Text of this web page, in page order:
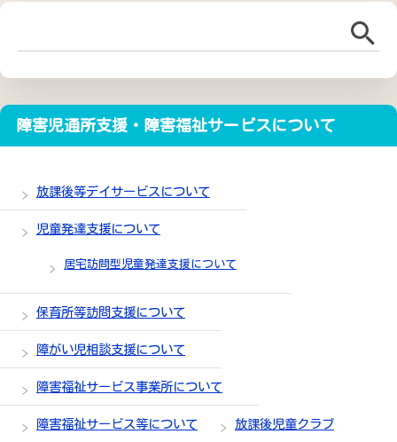
障害児通所支援・障害福祉サービスについて
放課後等デイサービスについて
児童発達支援について
居宅訪問型児童発達支援について
保育所等訪問支援について
障がい児相談支援について
障害福祉サービス事業所について
障害福祉サービス等について 放課後児童クラブ